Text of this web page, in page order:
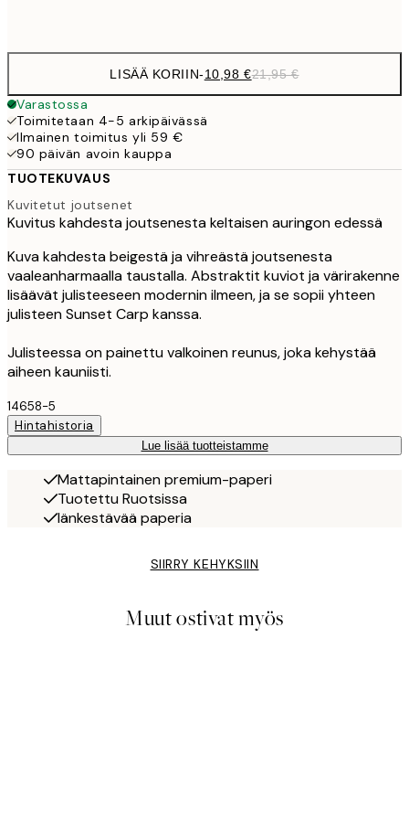
LISÄÄ KORIIN-10,98 €21,95 €
Varastossa
Toimitetaan 4-5 arkipäivässä
Ilmainen toimitus yli 59 €
90 päivän avoin kauppa
TUOTEKUVAUS
Kuvitetut joutsenet
Kuvitus kahdesta joutsenesta keltaisen auringon edessä
Kuva kahdesta beigestä ja vihreästä joutsenesta
vaaleanharmaalla taustalla. Abstraktit kuviot ja värirakenne
lisäävät julisteeseen modernin ilmeen, ja se sopii yhteen
julisteen Sunset Carp kanssa.
Julisteessa on painettu valkoinen reunus, joka kehystää
aiheen kauniisti.
14658-5
Hintahistoria
Lue lisää tuotteistamme
Mattapintainen premium-paperi
Tuotettu Ruotsissa
Iänkestävää paperia
SIIRRY KEHYKSIIN
Muut ostivat myös